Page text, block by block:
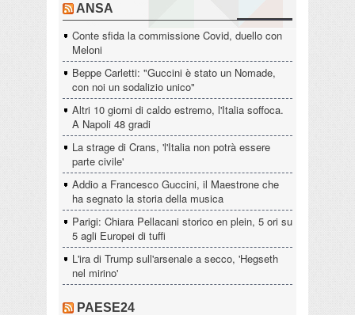
ANSA
Conte sfida la commissione Covid, duello con
Meloni
Beppe Carletti: "Guccini è stato un Nomade,
con noi un sodalizio unico"
Altri 10 giorni di caldo estremo, l'Italia soffoca.
A Napoli 48 gradi
La strage di Crans, 'l'Italia non potrà essere
parte civile'
Addio a Francesco Guccini, il Maestrone che
ha segnato la storia della musica
Parigi: Chiara Pellacani storico en plein, 5 ori su
5 agli Europei di tuffi
L'ira di Trump sull'arsenale a secco, 'Hegseth
nel mirino'
PAESE24